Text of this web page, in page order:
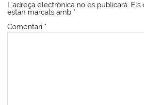
L'adreça electrònica no es publicarà. Els
estan marcats amb *
Comentari *